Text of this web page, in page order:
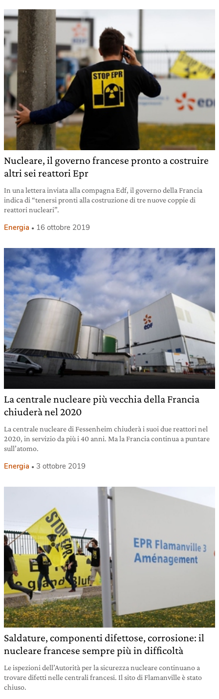
Nucleare, il governo francese pronto a costruire
altri sei reattori Epr
In una lettera inviata alla compagna Edf, il governo della Francia
indica di “tenersi pronti alla costruzione di tre nuove coppie di
reattori nucleari”.
Energia 16 ottobre 2019
La centrale nucleare più vecchia della Francia
chiuderà nel 2020
La centrale nucleare di Fessenheim chiuderà i suoi due reattori nel
2020, in servizio da più i 40 anni. Ma la Francia continua a puntare
sull’atomo.
Energia 3 ottobre 2019
Saldature, componenti difettose, corrosione: il
nucleare francese sempre più in difficoltà
Le ispezioni dell’Autorità per la sicurezza nucleare continuano a
trovare difetti nelle centrali francesi. Il sito di Flamanville è stato
chiuso.